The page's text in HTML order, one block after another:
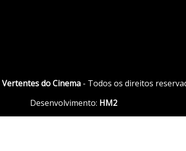
Vertentes do Cinema - Todos os direitos
Desenvolvimento: HM2